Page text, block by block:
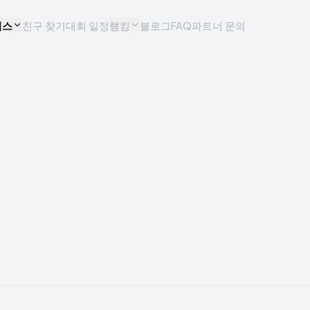
친구 찾기대회 일정랭킹 블로그FAQ파트너 문의